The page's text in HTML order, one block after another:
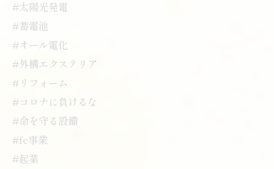
#太陽光発電
#蓄電池
#オール電化
#外構エクステリア
#リフォーム
#コロナに負けるな
#命を守る設備
#fc事業
#起業